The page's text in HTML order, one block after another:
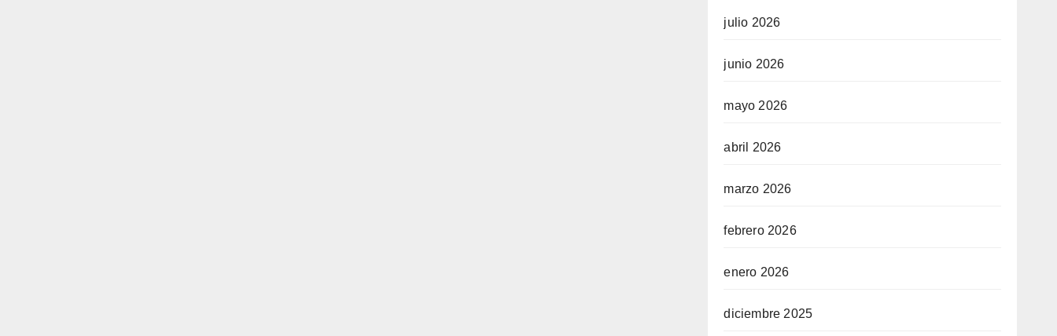
julio 2026
junio 2026
mayo 2026
abril 2026
marzo 2026
febrero 2026
enero 2026
diciembre 2025